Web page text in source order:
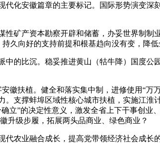
化安徽篇章的主要标记。国际形势演变深
产资本勘察开辟和储蓄，办妥世界制制业
久向好的支持前提和根基趋向没有变，降低
比沉。稳妥推进黄山（牯牛降）国度公园
扶植。健全和落实集中制，进修使用“万
支撑蚌埠区域性核心城市扶植，实施江淮
立”的决定性意义，激发全省上下干事创业
升级步履，拓展两头品商业、绿色商业？
农业融合成长，提高党带领经济社会成长